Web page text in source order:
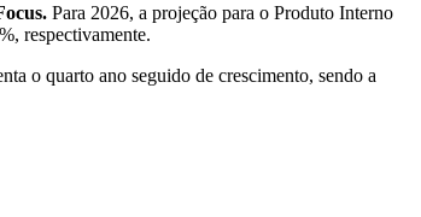
Para 2026, a projeção para o Produto Interno
respectivamente.
o quarto ano seguido de crescimento, sendo a